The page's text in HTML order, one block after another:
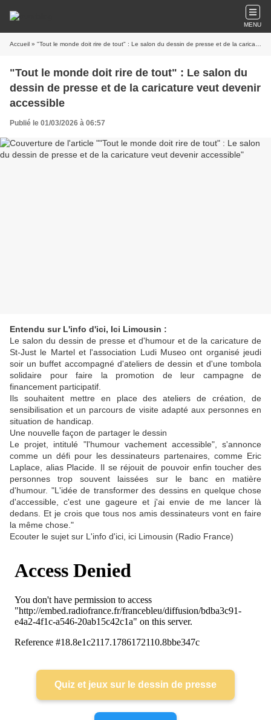
MENU
Accueil » "Tout le monde doit rire de tout" : Le salon du dessin de presse et de la caricature veut devenir accessible
"Tout le monde doit rire de tout" : Le salon du
dessin de presse et de la caricature veut devenir
accessible
Publié le 01/03/2026 à 06:57
Entendu sur L'info d'ici, Ici Limousin :
Le salon du dessin de presse et d'humour et de la caricature de
St-Just le Martel et l'association Ludi Museo ont organisé jeudi
soir un buffet accompagné d'ateliers de dessin et d'une tombola
solidaire pour faire la promotion de leur campagne de
financement participatif.
Ils souhaitent mettre en place des ateliers de création, de
sensibilisation et un parcours de visite adapté aux personnes en
situation de handicap.
Une nouvelle façon de partager le dessin
Le projet, intitulé "l'humour vachement accessible", s'annonce
comme un défi pour les dessinateurs partenaires, comme Eric
Laplace, alias Placide. Il se réjouit de pouvoir enfin toucher des
personnes trop souvent laissées sur le banc en matière
d'humour. "L'idée de transformer des dessins en quelque chose
d'accessible, c'est une gageure et j'ai envie de me lancer là
dedans. Et je crois que tous nos amis dessinateurs vont en faire
la même chose."
Ecouter le sujet sur L'info d'ici, ici Limousin (Radio France)
Quiz et jeux sur le dessin de presse